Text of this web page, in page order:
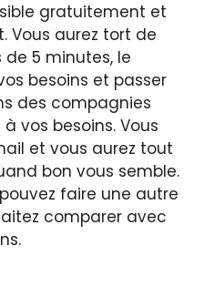
gratuitement et
Vous aurez tort de
de 5 minutes, le
besoins et passer
des compagnies
vos besoins. Vous
et vous aurez tout
bon vous semble.
faire une autre
comparer avec